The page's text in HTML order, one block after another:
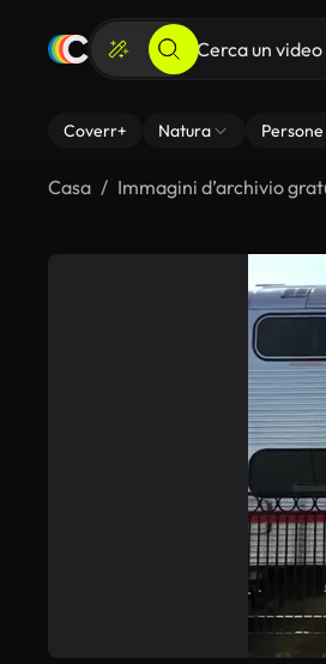
Coverr+ Natura Persone
Casa Immagini d’archivio